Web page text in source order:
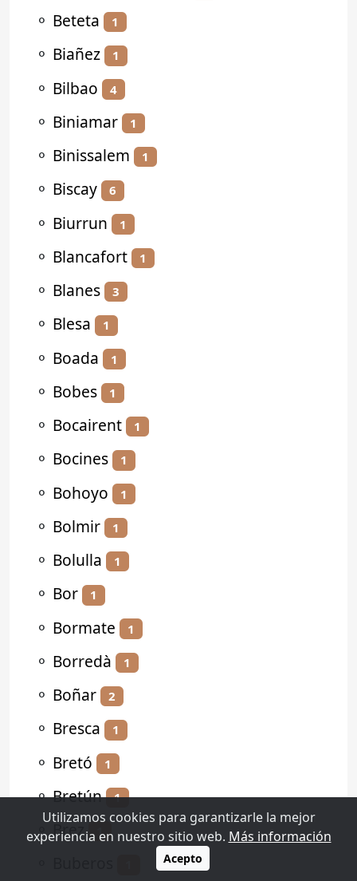
⚬ Beteta 1
⚬ Biañez 1
⚬ Bilbao 4
⚬ Biniamar 1
⚬ Binissalem 1
⚬ Biscay 6
⚬ Biurrun 1
⚬ Blancafort 1
⚬ Blanes 3
⚬ Blesa 1
⚬ Boada 1
⚬ Bobes 1
⚬ Bocairent 1
⚬ Bocines 1
⚬ Bohoyo 1
⚬ Bolmir 1
⚬ Bolulla 1
⚬ Bor 1
⚬ Bormate 1
⚬ Borredà 1
⚬ Boñar 2
⚬ Bresca 1
⚬ Bretó 1
⚬Bretún 1
⚬Brez 1
Utilizamos cookies para garantizarle la mejor
experiencia en nuestro sitio web. Más información
Acepto